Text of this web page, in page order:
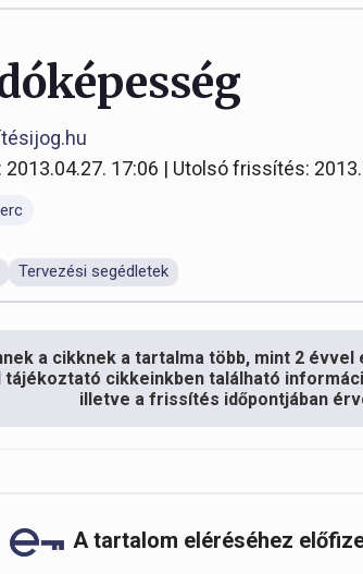
17:06 | Utolsó frissítés:
Tervezési segédletek
a cikknek a tartalma több, mint 2
cikkeinkben található
illetve a frissítés időpontjában
A tartalom eléréséhez